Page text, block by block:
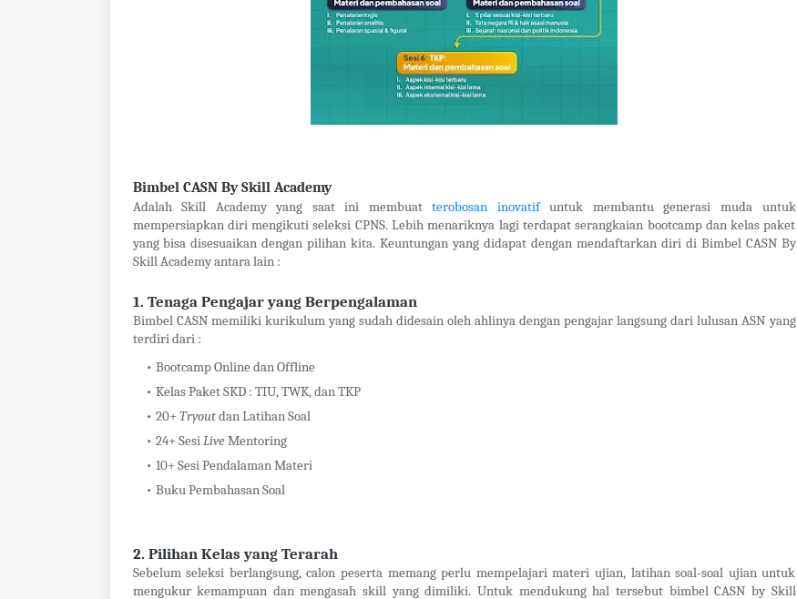
Bimbel CASN By Skill Academy
Adalah Skill Academy yang saat ini membuatterobosan inovatifuntuk membantu generasi muda untuk
mempersiapkan diri mengikuti seleksi CPNS. Lebih menariknya lagi terdapat serangkaian bootcamp dan kelas paket
yang bisa disesuaikan dengan pilihan kita. Keuntungan yang didapat dengan mendaftarkan diri di Bimbel CASN By
Skill Academy antara lain :
1. Tenaga Pengajar yang Berpengalaman
Bimbel CASN memiliki kurikulum yang sudah didesain oleh ahlinya dengan pengajar langsung dari lulusan ASN yang
terdiri dari :
Bootcamp Online dan Offline
Kelas Paket SKD : TIU, TWK, dan TKP
20+Tryoutdan Latihan Soal
24+ SesiLiveMentoring
10+ Sesi Pendalaman Materi
Buku Pembahasan Soal
2. Pilihan Kelas yang Terarah
Sebelum seleksi berlangsung, calon peserta memang perlu mempelajari materi ujian, latihan soal-soal ujian untuk
mengukur kemampuan dan mengasah skill yang dimiliki. Untuk mendukung hal tersebut bimbel CASN by Skill